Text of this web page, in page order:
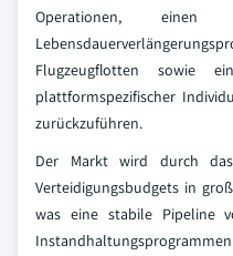
Operationen, einen
Flugzeugflotten sowie
plattformspezifischer
zurückzuführen.
Der Markt wird durch
Verteidigungsbudgets in
was eine stabile Pipeline